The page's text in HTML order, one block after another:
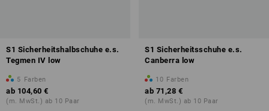
S1 Sicherheitshalbschuhe e.s.
Tegmen IV low
5 Farben
ab 104,60 €
(m. MwSt.) ab 10 Paar
S1 Sicherheitsschuhe e.s.
Canberra low
10 Farben
ab 71,28 €
(m. MwSt.) ab 10 Paar